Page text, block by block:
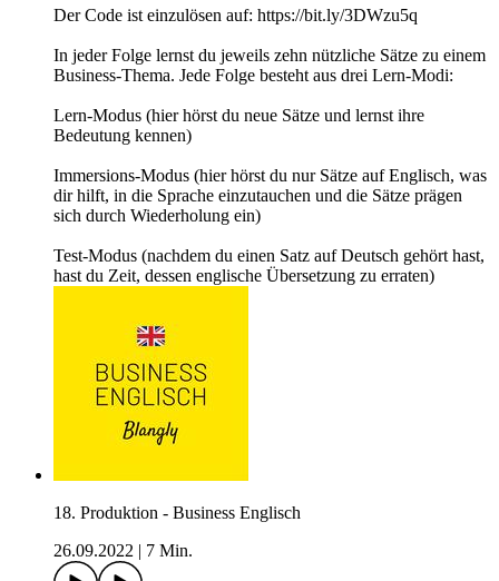
Der Code ist einzulösen auf: https://bit.ly/3DWzu5q
In jeder Folge lernst du jeweils zehn nützliche Sätze zu einem
Business-Thema. Jede Folge besteht aus drei Lern-Modi:
Lern-Modus (hier hörst du neue Sätze und lernst ihre
Bedeutung kennen)
Immersions-Modus (hier hörst du nur Sätze auf Englisch, was
dir hilft, in die Sprache einzutauchen und die Sätze prägen
sich durch Wiederholung ein)
Test-Modus (nachdem du einen Satz auf Deutsch gehört hast,
hast du Zeit, dessen englische Übersetzung zu erraten)
18. Produktion - Business Englisch
26.09.2022
7 Min.